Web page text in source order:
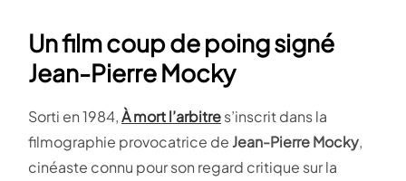
Un film coup de poing signé
Jean-Pierre Mocky
Sorti en 1984,À mort l’arbitres’inscrit dans la
filmographie provocatrice de Jean-Pierre Mocky,
cinéaste connu pour son regard critique sur la